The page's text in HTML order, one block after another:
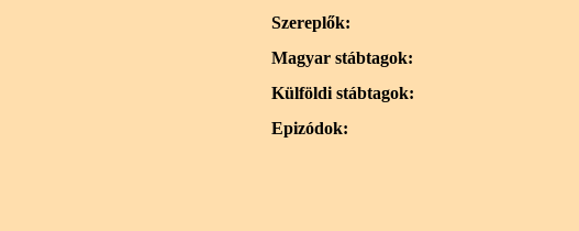
Szereplők:
Magyar stábtagok:
Külföldi stábtagok:
Epizódok: